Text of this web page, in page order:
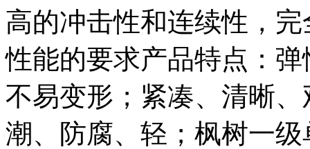
高的冲击性和连续性，
性能的要求产品特点：
不易变形；紧凑、清晰
潮、防腐、轻；枫树一